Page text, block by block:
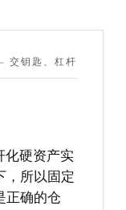
交钥匙、杠杆
硬资产实
，所以固定
正确的仓